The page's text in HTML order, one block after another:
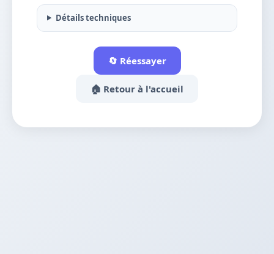
Détails techniques
🔄 Réessayer
🏠 Retour à l'accueil